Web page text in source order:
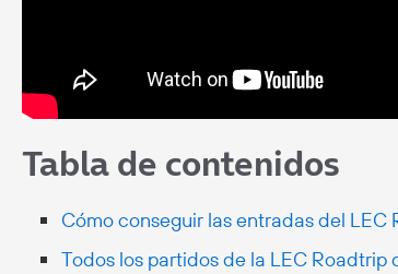
Tabla de contenidos
Cómo conseguir las entradas del LEC
Todos los partidos de la LEC Roadtrip